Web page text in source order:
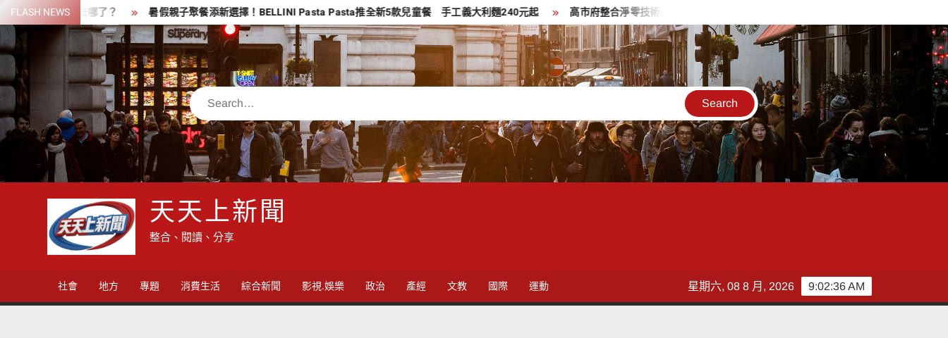
Skip
to
content
FLASH NEWS
萬去哪了？ 暑假親子聚餐添新選擇！BELLINI Pasta Pasta推全新5款兒童餐 手工義大利麵240元起 高市府整合淨零技術與轉型資源 偕同企業加速低碳轉型、提升國際競爭力
Search
天天上新聞
整合、閱讀、分享
社會 地方 專題 消費生活 綜合新聞 影視.娛樂 政治 產經 文教 國際 運動 9:02:37 AM
星期六, 08 8 月, 2026